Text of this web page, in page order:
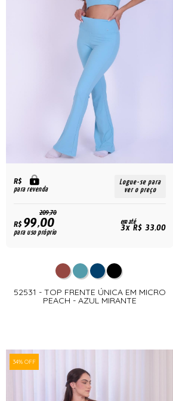
R$
para revenda
Logue-se para
ver o preço
209,70
R$99,00
para uso próprio
em até
3x R$ 33,00
52531 - TOP FRENTE ÚNICA EM MICRO
PEACH - AZUL MIRANTE
34% OFF